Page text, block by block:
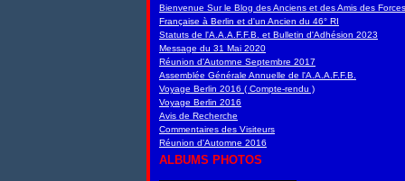
Bienvenue Sur le Blog des Anciens et des Amis des Forces
Française à Berlin et d'un Ancien du 46° RI
Statuts de l'A.A.A.F.F.B. et Bulletin d'Adhésion 2023
Message du 31 Mai 2020
Réunion d'Automne Septembre 2017
Assemblée Générale Annuelle de l'A.A.A.F.F.B.
Voyage Berlin 2016 ( Compte-rendu )
Voyage Berlin 2016
Avis de Recherche
Commentaires des Visiteurs
Réunion d'Automne 2016
ALBUMS PHOTOS